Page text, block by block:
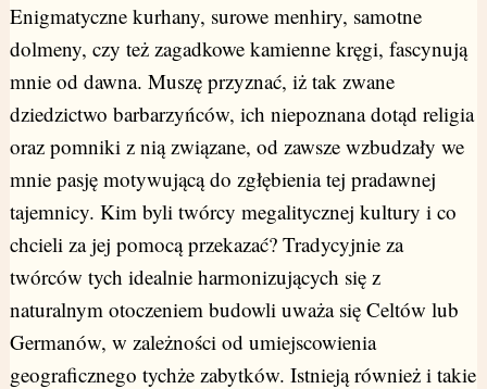
Enigmatyczne kurhany, surowe menhiry, samotne
dolmeny, czy też zagadkowe kamienne kręgi, fascynują
mnie od dawna. Muszę przyznać, iż tak zwane
dziedzictwo barbarzyńców, ich niepoznana dotąd religia
oraz pomniki z nią związane, od zawsze wzbudzały we
mnie pasję motywującą do zgłębienia tej pradawnej
tajemnicy. Kim byli twórcy megalitycznej kultury i co
chcieli za jej pomocą przekazać? Tradycyjnie za
twórców tych idealnie harmonizujących się z
naturalnym otoczeniem budowli uważa się Celtów lub
Germanów, w zależności od umiejscowienia
geograficznego tychże zabytków. Istnieją również i takie